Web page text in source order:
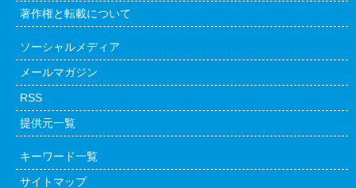
著作権と転載について
ソーシャルメディア
メールマガジン
RSS
提供元一覧
キーワード一覧
サイトマップ